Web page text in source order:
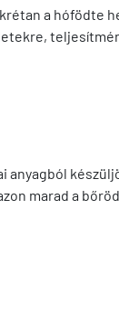
a hófödte
anyagból
marad a bőröd.